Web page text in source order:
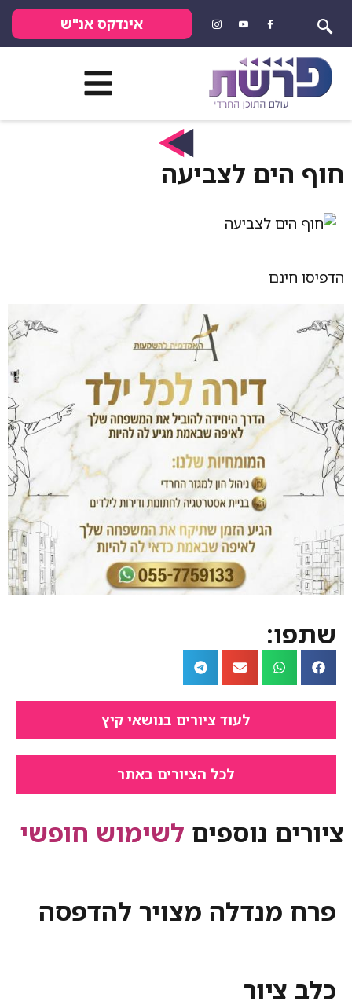
אינדקס אנ"ש
חוף הים לצביעה
הדפיסו חינם
שתפו:
לעוד ציורים בנושאי קיץ
לכל הציורים באתר
ציורים נוספים לשימוש חופשי
פרח מנדלה מצויר להדפסה
כלב ציור